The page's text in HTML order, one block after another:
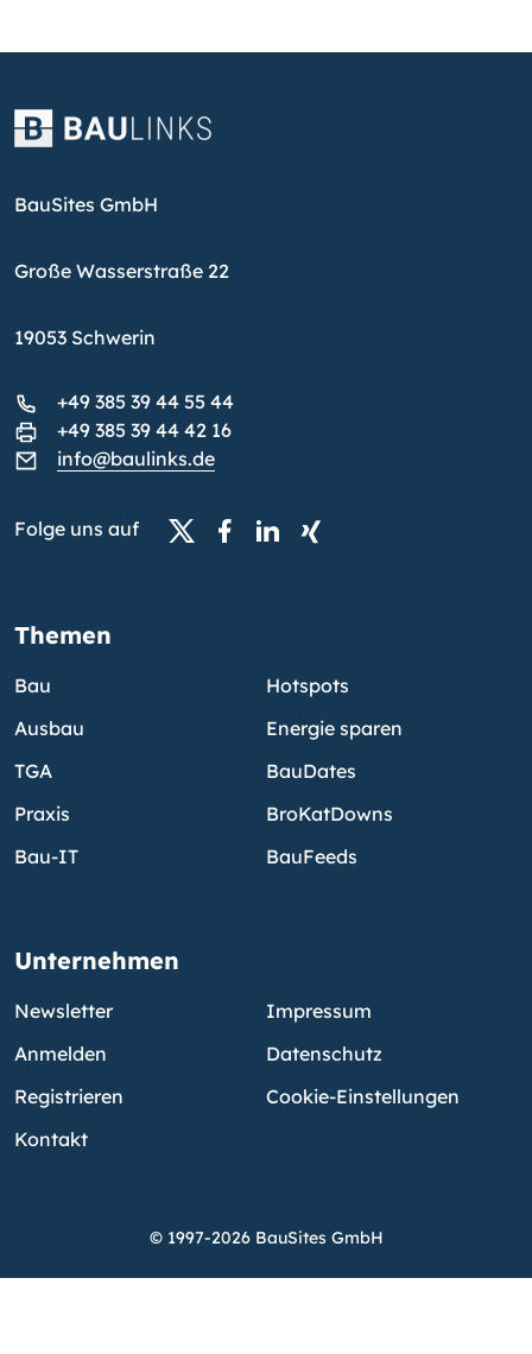
BauSites GmbH
Große Wasserstraße 22
19053 Schwerin
+49 385 39 44 55 44
+49 385 39 44 42 16
info@baulinks.de
Folge uns auf
Themen
Bau
Ausbau
TGA
Praxis
Bau-IT
Hotspots
Energie sparen
BauDates
BroKatDowns
BauFeeds
Unternehmen
Newsletter
Anmelden
Registrieren
Kontakt
Impressum
Datenschutz
Cookie-Einstellungen
© 1997-2026 BauSites GmbH